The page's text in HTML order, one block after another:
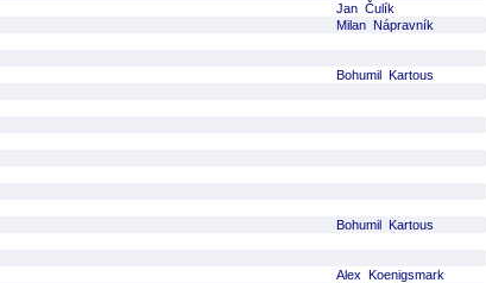
Jan Čulík
Milan Nápravník
Bohumil Kartous
Bohumil Kartous
Alex Koenigsmark